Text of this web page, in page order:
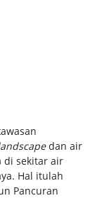
dan air
di sekitar air
Hal itulah
Pancuran